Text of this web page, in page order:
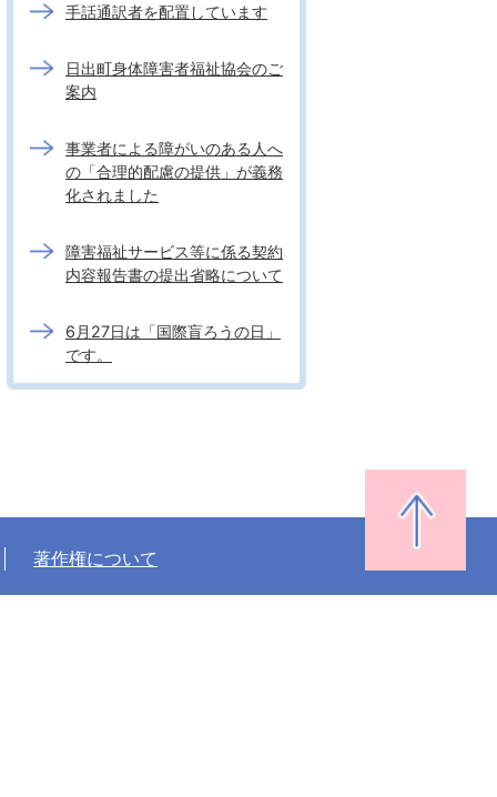
手話通訳者を配置しています
日出町身体障害者福祉協会のご
案内
事業者による障がいのある人へ
の「合理的配慮の提供」が義務
化されました
障害福祉サービス等に係る契約
内容報告書の提出省略について
6月27日は「国際盲ろうの日」
です。
著作権について